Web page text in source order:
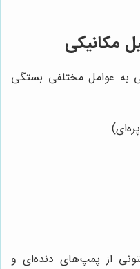
مکانیکی
به عوامل مختلفی بستگی
از پمپ‌های دنده‌ای و